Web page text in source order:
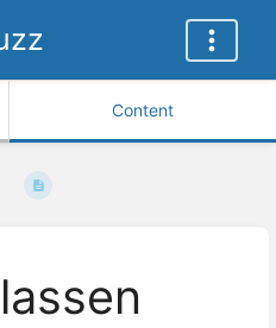
Content